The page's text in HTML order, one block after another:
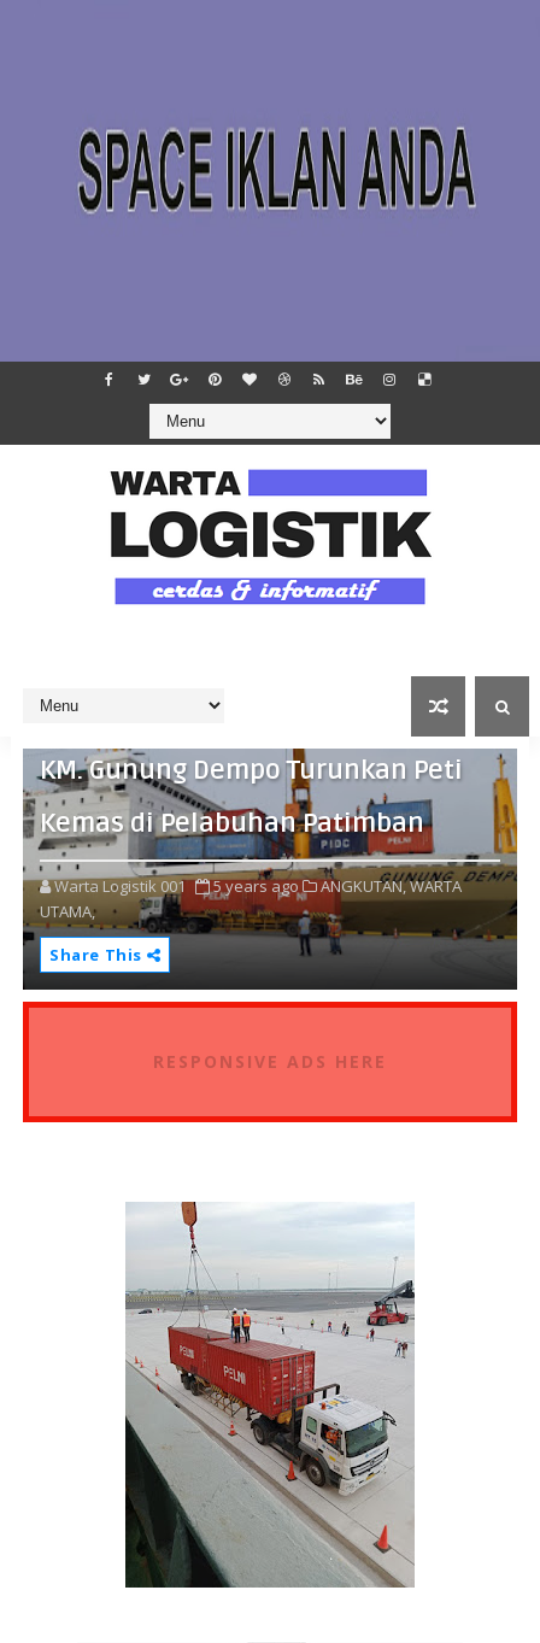
KM. Gunung Dempo Turunkan Peti
Kemas di Pelabuhan Patimban
Warta Logistik 001 5 years ago ANGKUTAN,WARTA
UTAMA,
Share This
RESPONSIVE ADS HERE